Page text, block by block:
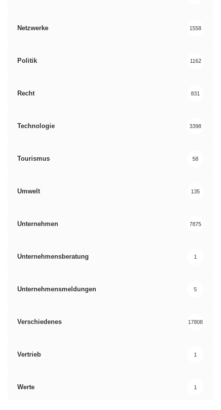
Netzwerke 1558
Politik 1162
Recht 831
Technologie 3398
Tourismus 58
Umwelt 135
Unternehmen 7875
Unternehmensberatung 1
Unternehmensmeldungen 5
Verschiedenes 17808
Vertrieb 1
Werte 1